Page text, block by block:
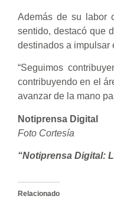
Además de su labor
sentido, destacó que
destinados a impulsar
“Seguimos
contribuyendo en el
avanzar de la mano
Notiprensa Digital
Foto Cortesía
“Notiprensa Digital:
Relacionado